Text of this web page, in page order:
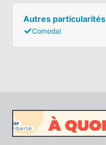
Autres particularités
Comodal